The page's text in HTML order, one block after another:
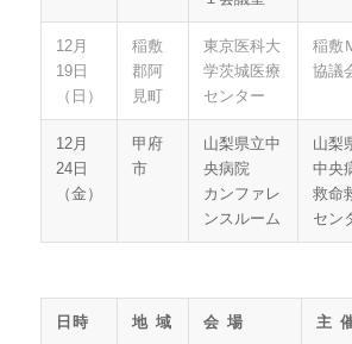
12月
19日
（日）
稲敷
郡阿
見町
東京医科大
学茨城医療
センター
稲敷
協議
12月
24日
（金）
甲府
市
山梨県立中
央病院
カンファレ
ンスルーム
山梨
中央
救命
セン
日時 地 域 会 場 主